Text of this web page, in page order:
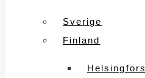
Sverige
Finland
Helsingfors